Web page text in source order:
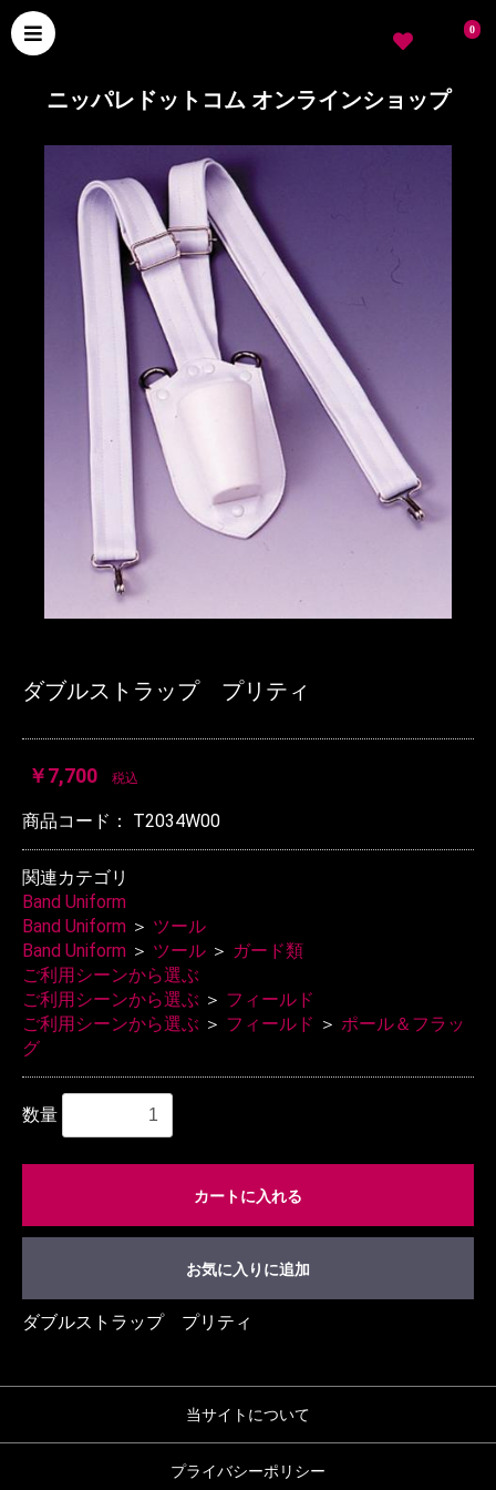
0
ニッパレドットコム オンラインショップ
ダブルストラップ プリティ
￥7,700 税込
商品コード： T2034W00
関連カテゴリ
Band Uniform
Band Uniform ＞ ツール
Band Uniform ＞ ツール ＞ ガード類
ご利用シーンから選ぶ
ご利用シーンから選ぶ ＞ フィールド
ご利用シーンから選ぶ ＞ フィールド ＞ ポール＆フラッ
グ
数量
カートに入れる
お気に入りに追加
ダブルストラップ プリティ
当サイトについて
プライバシーポリシー